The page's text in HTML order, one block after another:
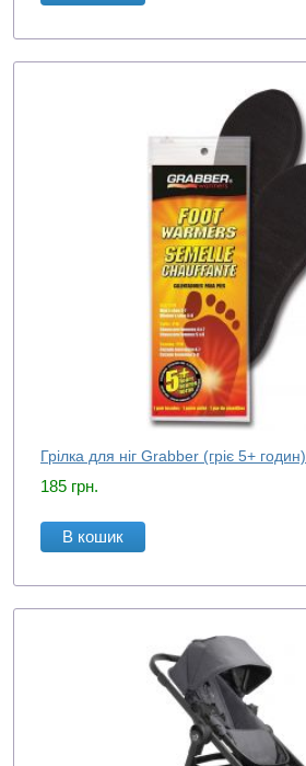
Грілка для ніг Grabber (гріє 5+ годин)
185 грн.
В кошик